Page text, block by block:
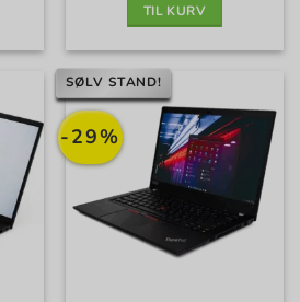
TIL KURV
-29%
SØLV STAND!